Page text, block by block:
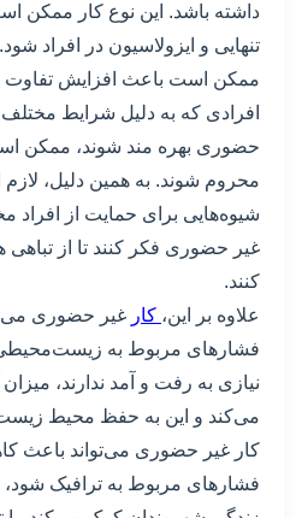
داشته باشد. این نوع کار ممکن
تنهایی و ایزولاسیون در افراد
ممکن است باعث افزایش تفاوت
افرادی که به دلیل شرایط مختلف
حضوری بهره مند شوند، ممکن
محروم شوند. به همین دلیل،
شیوه‌هایی برای حمایت از افراد
غیر حضوری فکر کنند تا از
کنند.
علاوه بر این، کار غیر حضوری
فشارهای مربوط به زیست‌محیطی
نیازی به رفت و آمد ندارند،
می‌کند و این به حفظ محیط
کار غیر حضوری می‌تواند باعث
فشارهای مربوط به ترافیک شود،